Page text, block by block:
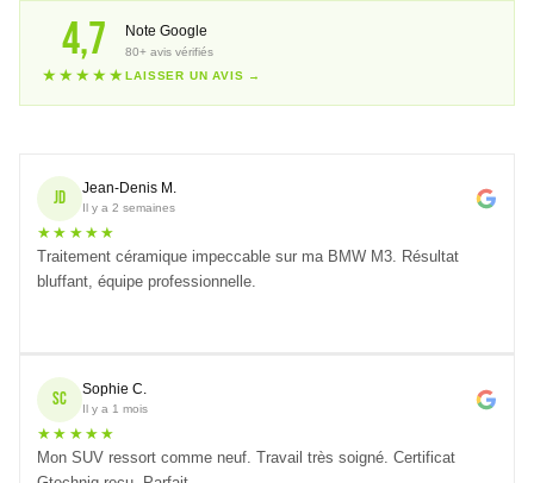
4,7
★★★★★
Note Google
80+ avis vérifiés
LAISSER UN AVIS →
JD Jean-Denis M.
Il y a 2 semaines
★★★★★
Traitement céramique impeccable sur ma BMW M3. Résultat
bluffant, équipe professionnelle.
SC Sophie C.
Il y a 1 mois
★★★★★
Mon SUV ressort comme neuf. Travail très soigné. Certificat